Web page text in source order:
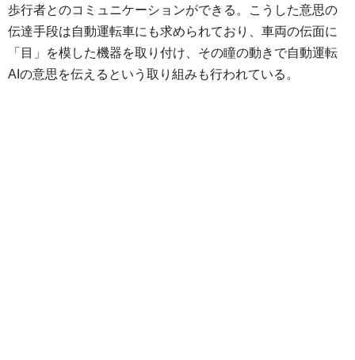
歩行者とのコミュニケーションができる。こうした意思の
伝達手段は自動運転車にも求められており、車両の伝面に
「目」を模した機器を取り付け、その瞳の動きで自動運転
AIの意思を伝えるという取り組みも行われている。